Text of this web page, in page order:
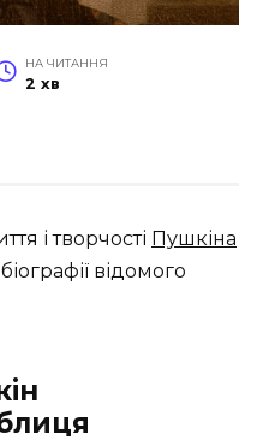
НА ЧИТАННЯ
2 хв
і творчості Пушкіна
відомого